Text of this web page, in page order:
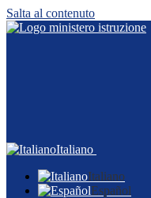
Salta al contenuto
Italiano
Italiano
Español